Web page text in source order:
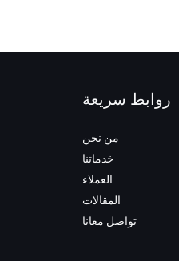
روابط سريعة
من نحن
خدماتنا
العملاء
المقالات
تواصل معانا